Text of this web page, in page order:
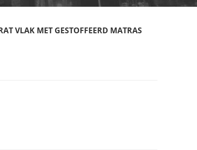
VLAK MET GESTOFFEERD MATRAS